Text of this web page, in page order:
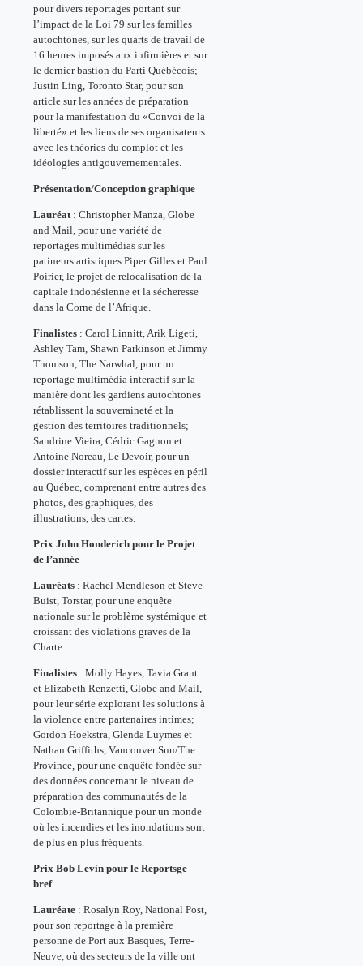
pour divers reportages portant sur
l’impact de la Loi 79 sur les familles
autochtones, sur les quarts de travail de
16 heures imposés aux infirmières et sur
le dernier bastion du Parti Québécois;
Justin Ling, Toronto Star, pour son
article sur les années de préparation
pour la manifestation du «Convoi de la
liberté» et les liens de ses organisateurs
avec les théories du complot et les
idéologies antigouvernementales.
Présentation/Conception graphique
Lauréat : Christopher Manza, Globe
and Mail, pour une variété de
reportages multimédias sur les
patineurs artistiques Piper Gilles et Paul
Poirier, le projet de relocalisation de la
capitale indonésienne et la sécheresse
dans la Corne de l’Afrique.
Finalistes : Carol Linnitt, Arik Ligeti,
Ashley Tam, Shawn Parkinson et Jimmy
Thomson, The Narwhal, pour un
reportage multimédia interactif sur la
manière dont les gardiens autochtones
rétablissent la souveraineté et la
gestion des territoires traditionnels;
Sandrine Vieira, Cédric Gagnon et
Antoine Noreau, Le Devoir, pour un
dossier interactif sur les espèces en péril
au Québec, comprenant entre autres des
photos, des graphiques, des
illustrations, des cartes.
Prix John Honderich pour le Projet
de l’année
Lauréats : Rachel Mendleson et Steve
Buist, Torstar, pour une enquête
nationale sur le problème systémique et
croissant des violations graves de la
Charte.
Finalistes : Molly Hayes, Tavia Grant
et Elizabeth Renzetti, Globe and Mail,
pour leur série explorant les solutions à
la violence entre partenaires intimes;
Gordon Hoekstra, Glenda Luymes et
Nathan Griffiths, Vancouver Sun/The
Province, pour une enquête fondée sur
des données concernant le niveau de
préparation des communautés de la
Colombie-Britannique pour un monde
où les incendies et les inondations sont
de plus en plus fréquents.
Prix Bob Levin pour le Reportsge
bref
Lauréate : Rosalyn Roy, National Post,
pour son reportage à la première
personne de Port aux Basques, Terre-
Neuve, où des secteurs de la ville ont